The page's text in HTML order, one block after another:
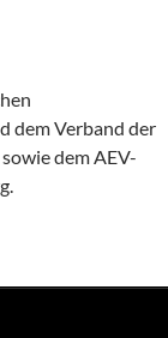
dem Verband der
dem AEV-